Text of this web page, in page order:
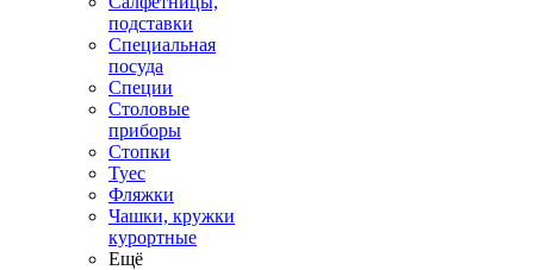
подставки
Специальная
посуда
Специи
Столовые
приборы
Стопки
Туес
Фляжки
Чашки, кружки
курортные
Ещё